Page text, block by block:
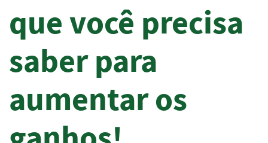
que você precisa
saber para
aumentar os